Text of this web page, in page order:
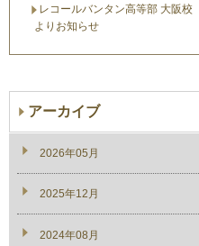
レコールバンタン高等部 大阪校
よりお知らせ
アーカイブ
2026年05月
2025年12月
2024年08月